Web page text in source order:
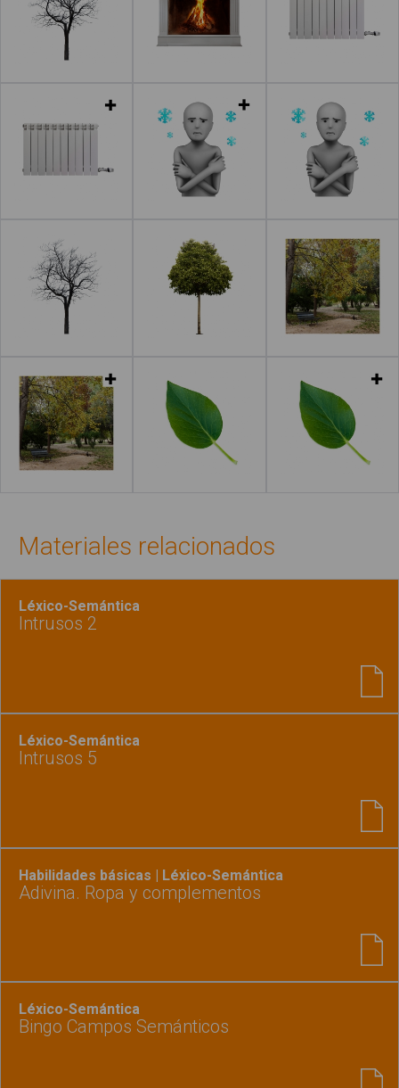
Materiales relacionados
Léxico-Semántica
Intrusos 2
Léxico-Semántica
Intrusos 5
Habilidades básicas | Léxico-Semántica
Adivina. Ropa y complementos
Léxico-Semántica
Bingo Campos Semánticos